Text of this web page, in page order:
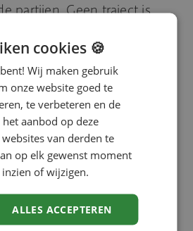
partijen. Geen traject is
wat nodig is en bieden
structuur. De duur van het
overleg met zowel de
afgestemd op de
van beide. We starten
zelfinzicht, talenten,
zaken zoals cv en
bewezen analyses en
Talentenanalyse en een
Theory U. Daarna volgt de
cookies 🍪
Wij maken gebruik
onze website goed te
te verbeteren en de
aanbod op deze
van derden te
op elk gewenst moment
of wijzigen.
ALLES ACCEPTEREN